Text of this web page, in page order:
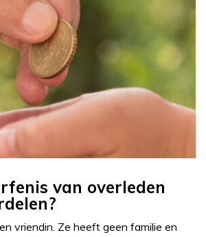
van overleden
vriendin. Ze heeft geen familie en